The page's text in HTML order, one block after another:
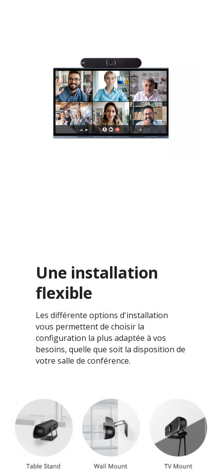
Une installation
flexible
Les différente options d'installation
vous permettent de choisir la
configuration la plus adaptée à vos
besoins, quelle que soit la disposition de
votre salle de conférence.